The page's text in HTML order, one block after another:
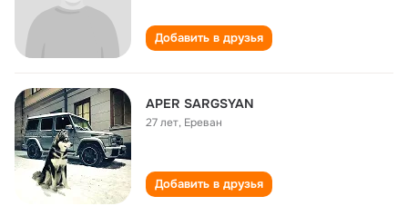
Добавить в друзья
APER SARGSYAN
27 лет, Ереван
Добавить в друзья